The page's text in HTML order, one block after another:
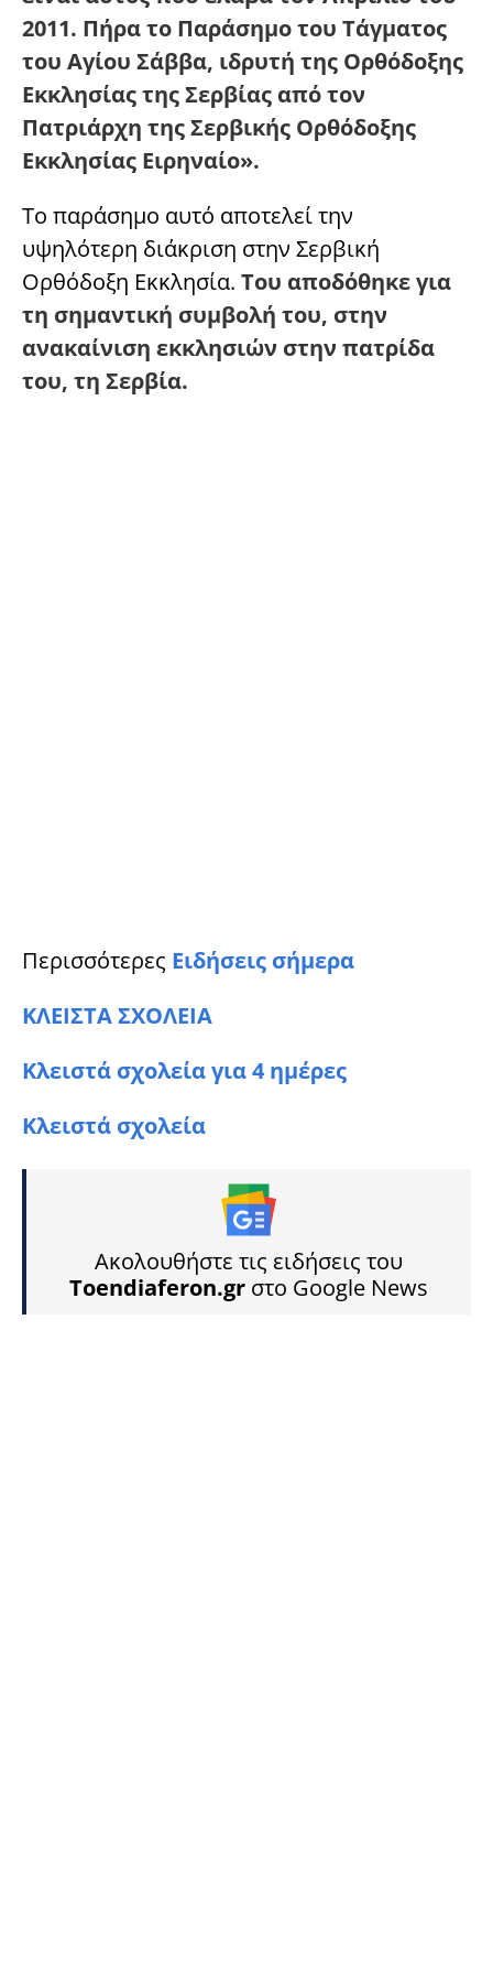
2011. Πήρα το Παράσημο του Τάγματος
του Αγίου Σάββα, ιδρυτή της Ορθόδοξης
Εκκλησίας της Σερβίας από τον
Πατριάρχη της Σερβικής Ορθόδοξης
Εκκλησίας Ειρηναίο».
Το παράσημο αυτό αποτελεί την
υψηλότερη διάκριση στην Σερβική
Ορθόδοξη Εκκλησία. Του αποδόθηκε για
τη σημαντική συμβολή του, στην
ανακαίνιση εκκλησιών στην πατρίδα
του, τη Σερβία.
Περισσότερες Ειδήσεις σήμερα
ΚΛΕΙΣΤΑ ΣΧΟΛΕΙΑ
Κλειστά σχολεία για 4 ημέρες
Κλειστά σχολεία
Ακολουθήστε τις ειδήσεις του
Toendiaferon.gr στο Google News